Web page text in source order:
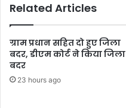
Related Articles
ग्राम प्रधान सहित दो हुए जिला
बदर, डीएम कोर्ट ने किया जिला
बदर
23 hours ago